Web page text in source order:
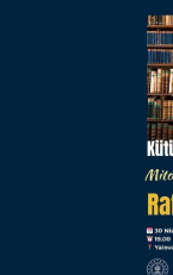
RESMİ